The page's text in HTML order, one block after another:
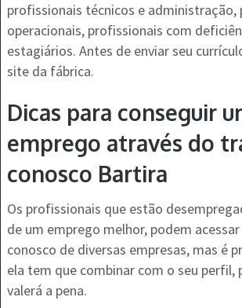
profissionais técnicos e administração,
operacionais, profissionais com
estagiários. Antes de enviar seu
site da fábrica.
Dicas para conseguir
emprego através do
conosco Bartira
Os profissionais que estão
de um emprego melhor, podem
conosco de diversas empresas, mas é
ela tem que combinar com o seu perfil,
valerá a pena.